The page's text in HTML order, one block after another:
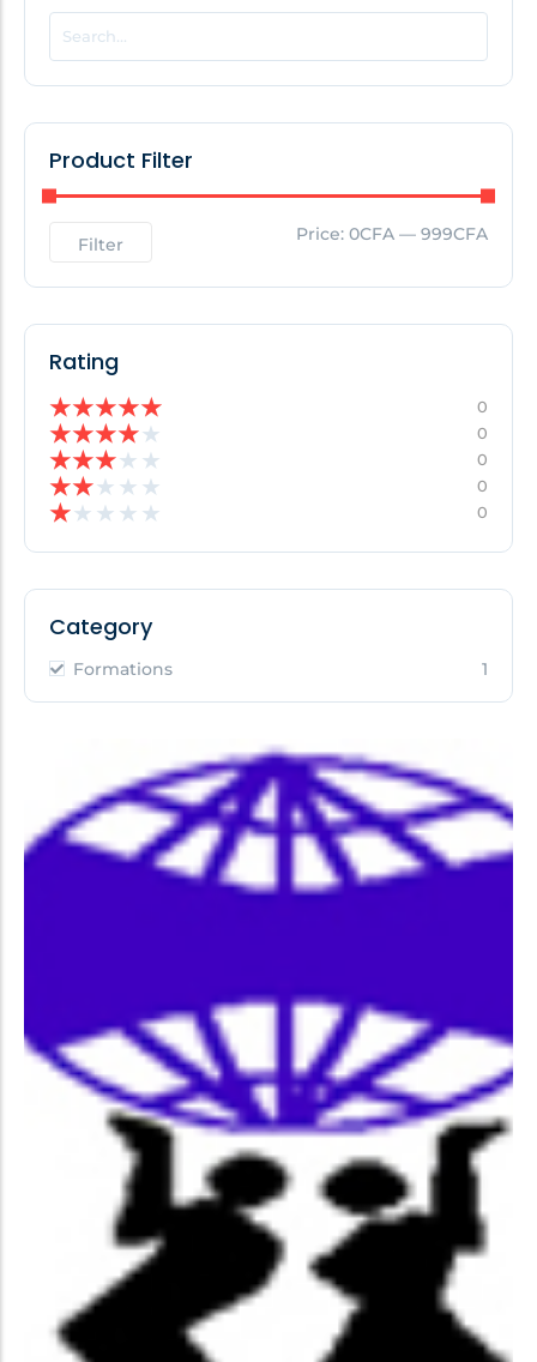
POPULAR THIS WEEK
No Posts Found!
No Posts Found!
Product Filter
Filter Price: 0CFA — 999CFA
Rating
★★★★★ 0
★★★★★ 0
★★★★ ★ 0
★★★ ★ ★ 0
★★ ★ ★ ★ 0
Category
Formations 1